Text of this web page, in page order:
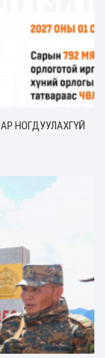
НОГДУУЛАХГҮЙ